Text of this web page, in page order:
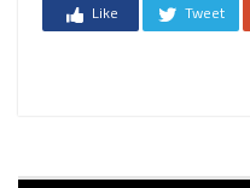
Like Tweet